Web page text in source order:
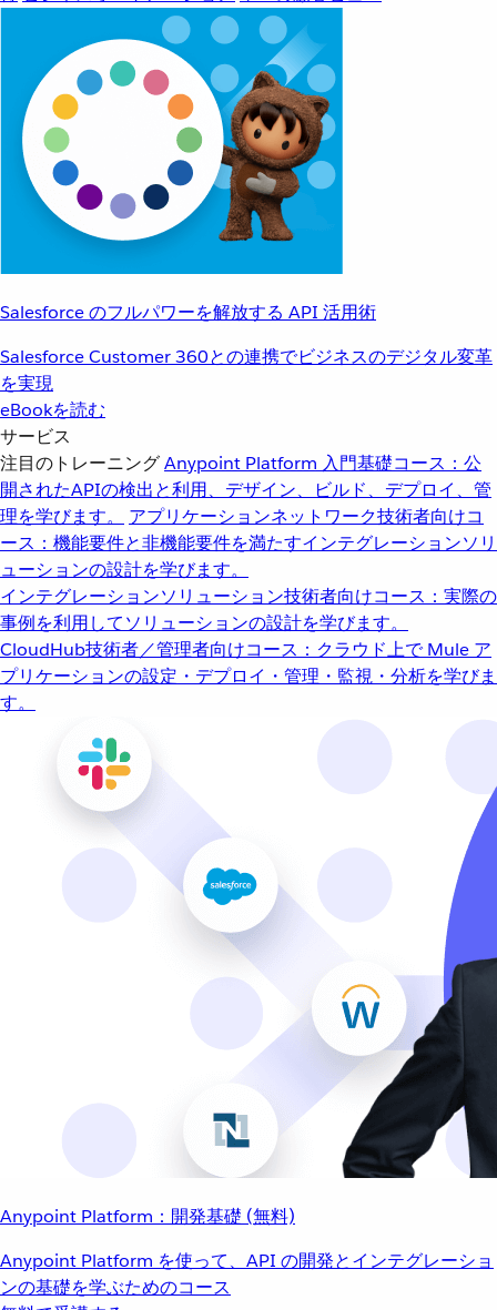
Salesforce のフルパワーを解放する API 活用術
Salesforce Customer 360との連携でビジネスのデジタル変革
を実現
eBookを読む
サービス
注目のトレーニングAnypoint Platform 入門基礎コース：公
開されたAPIの検出と利用、デザイン、ビルド、デプロイ、管
理を学びます。
アプリケーションネットワーク技術者向けコ
ース：機能要件と非機能要件を満たすインテグレーションソリ
ューションの設計を学びます。
インテグレーションソリューション技術者向けコース：実際の
事例を利用してソリューションの設計を学びます。
CloudHub技術者／管理者向けコース：クラウド上で Mule ア
プリケーションの設定・デプロイ・管理・監視・分析を学びま
す。
Anypoint Platform：開発基礎 (無料)
Anypoint Platform を使って、API の開発とインテグレーショ
ンの基礎を学ぶためのコース